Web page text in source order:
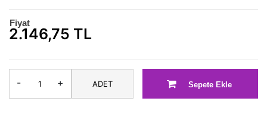
Fiyat
2.146,75 TL
- + ADET Sepete Ekle